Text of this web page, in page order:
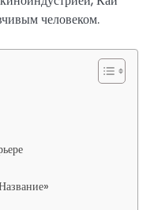
человеком.